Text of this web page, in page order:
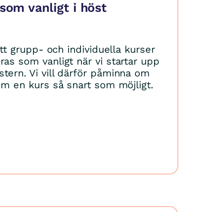
vanligt i höst
grupp- och individuella kurser
som vanligt när vi startar upp
Vi vill därför påminna om
en kurs så snart som möjligt.